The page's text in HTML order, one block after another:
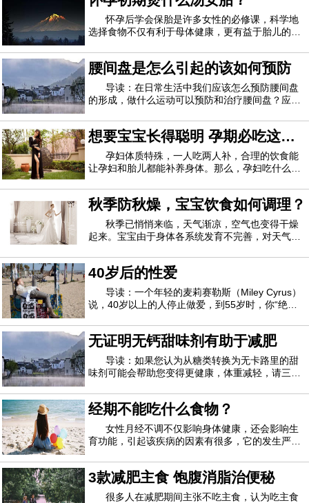
饭后，参与者被邀请对其他食物进行味觉测试，
怀孕后学会保胎是许多女性的必修课，科学地
选择食物不仅有利于母体健康，更有益于胎儿的发
汤材料：鲈鱼1条，冬瓜200克，茯苓25克，红枣
(去核)10颗，枸杞15克，姜3片、盐适量。做法：
茯苓压碎用棉布袋包起，一起放入锅中备用；鲈鱼
腰间盘是怎么引起的该如何预防
导读：在日常生活中我们应该怎么预防腰间盘
的形成，做什么运动可以预防和治疗腰间盘？应该
为交通事故、工伤事故等使脊柱受到损伤。一般人
过了30岁以后，脊椎就开始退化，椎间盘通常不再
柔软，里面的胶状物质会变干，脊椎外围变得
想要宝宝长得聪明 孕期必吃这
些！孕妇体质特殊，一人吃两人补，合理的饮食能
让孕妇和胎儿都能补养身体。那么，孕妇吃什么能
①大豆每100克大豆中含蛋白质40克，不仅含量
高，而且是适合人体智力活动需要的植物蛋白。因
此，从蛋白质角度看，大豆是高级健脑食品。大
秋季防秋燥，宝宝饮食如何调理？
秋季已悄悄来临，天气渐凉，空气也变得干燥
起来。宝宝由于身体各系统发育不完善，对天气的
避免秋燥呢？秋季适合宝宝吃的蔬菜1、包心菜包
心菜的维生素C的含量是西红柿的3.5倍，钙的含量
是黄瓜的2倍。包心菜还含有较多的微量元素钼
40岁后的性爱
导读：一个年轻的麦莉赛勒斯（Miley Cyrus）
说，40岁以上的人停止做爱，到55岁时，你“绝对
认为40岁的老人很老。即便如此，它在整个星期都
受到了很多媒体的关注，并提出了一个问题-40岁后
您的性欲发生了什么？女装随着女性进入
无证明无钙甜味剂有助于减肥
导读：如果您认为从糖类转换为无卡路里的甜
味剂可能会帮助您变得更健康，体重减轻，请三
研究数据进行的研究后得出的结论，经过多年的研
究，仍然只有非常微弱的证据表明，无热量的甜味
剂可能是有益的。研究人员研究了各种健康状况
经期不能吃什么食物？
女性月经不调不仅影响身体健康，还会影响生
育功能，引起该疾病的因素有很多，它的发生严重
定要重视月经不调，要注重调养。经期不能吃什么
食物？经期不能吃什么食物1、巧克力多数女性都
喜欢吃巧克力，平时如果吃过多的巧克力的话
3款减肥主食 饱腹消脂治便秘
很多人在减肥期间主张不吃主食，认为吃主食